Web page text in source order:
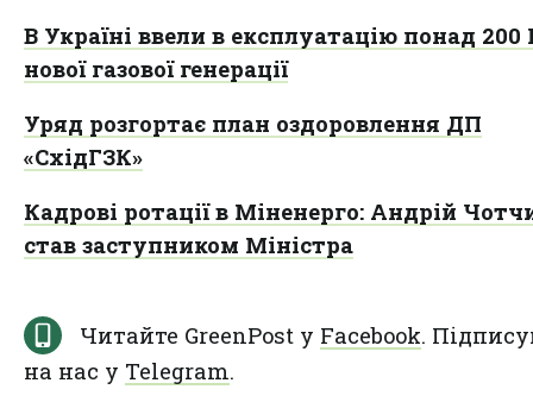
В Україні ввели в експлуатацію понад
нової газової генерації
Уряд розгортає план оздоровлення ДП
«СхідГЗК»
Кадрові ротації в Міненерго: Андрій
став заступником Міністра
Читайте GreenPost у Facebook.
на нас у Telegram.